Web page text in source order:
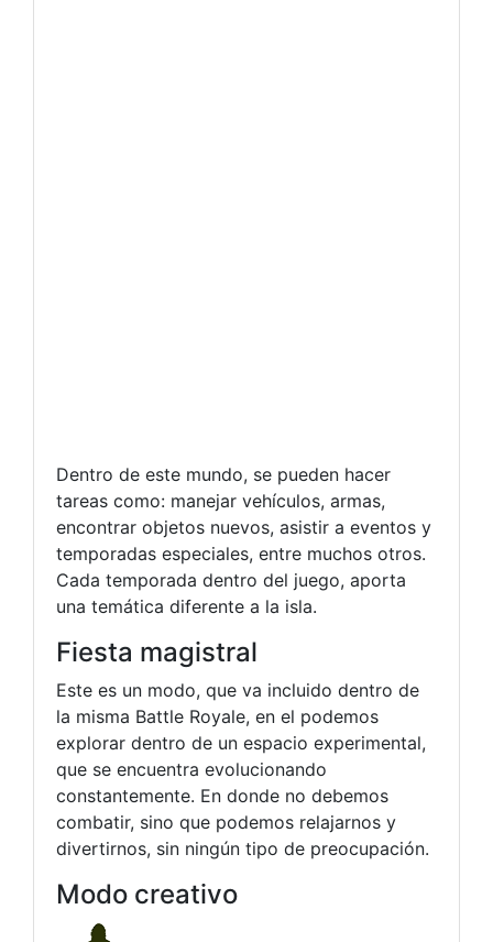
Dentro de este mundo, se pueden hacer
tareas como: manejar vehículos, armas,
encontrar objetos nuevos, asistir a eventos y
temporadas especiales, entre muchos otros.
Cada temporada dentro del juego, aporta
una temática diferente a la isla.
Fiesta magistral
Este es un modo, que va incluido dentro de
la misma Battle Royale, en el podemos
explorar dentro de un espacio experimental,
que se encuentra evolucionando
constantemente. En donde no debemos
combatir, sino que podemos relajarnos y
divertirnos, sin ningún tipo de preocupación.
Modo creativo